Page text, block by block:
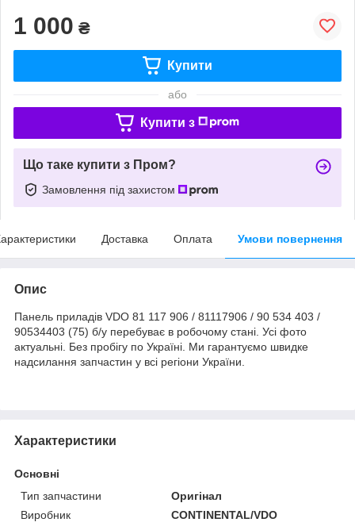
1 000 ₴
Купити
або
Купити з
Що таке купити з Пром?
Замовлення під захистом
Доставка Оплата Умови повернення
Опис
Панель приладів VDO 81 117 906 / 81117906 / 90 534 403 /
90534403 (75) б/у перебуває в робочому стані. Усі фото
актуальні. Без пробігу по Україні. Ми гарантуємо швидке
надсилання запчастин у всі регіони України.
Характеристики
Основні
Тип запчастини
Оригінал
Виробник
CONTINENTAL/VDO